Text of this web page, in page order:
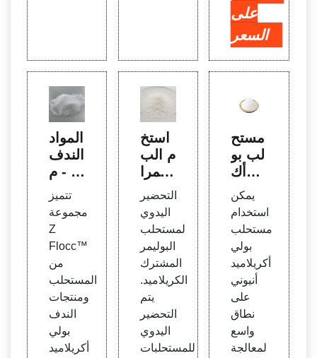
على
السعر
المواد
الندف
ية - م
ستحل
ب Z
Floc
c™ و
أكريلا
ميد ال
جاف
تتميز
مجموعة
Z
Flocc™
من
المستحلب
ومنتجات
الندف
بولي
أكريلاميد
استخ
دام الب
وليمرا
ت "ال
بولي إ
لكترو
ليت"
في م
عالجة
المياه
التحضير
اليدوي
لمستحلب
البوليمر
المشترك
الكريلاميد.
يتم
التحضير
اليدوي
للمستحلبات
مستح
لب بو
لي أك
ريلامي
د للمو
اد الكي
ميائية
لتنقية
المياه
Blufl
oc
يمكن
استخدام
مستحلب
بولي
أكريلاميد
أنيوني
على
نطاق
واسع
لمعالجة